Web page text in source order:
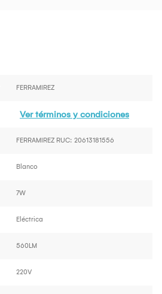
FERRAMIREZ
Ver términos y condiciones
FERRAMIREZ RUC: 20613181556
Blanco
7W
Eléctrica
560LM
220V